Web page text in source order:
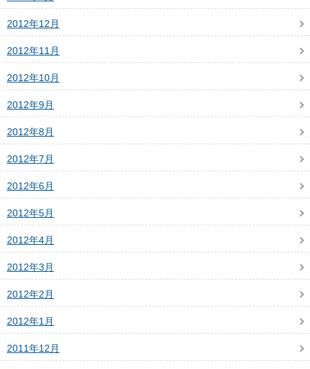
2012年12月
2012年11月
2012年10月
2012年9月
2012年8月
2012年7月
2012年6月
2012年5月
2012年4月
2012年3月
2012年2月
2012年1月
2011年12月